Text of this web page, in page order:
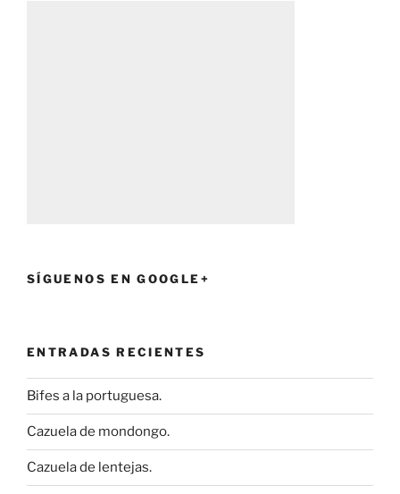
SÍGUENOS EN GOOGLE+
ENTRADAS RECIENTES
Bifes a la portuguesa.
Cazuela de mondongo.
Cazuela de lentejas.